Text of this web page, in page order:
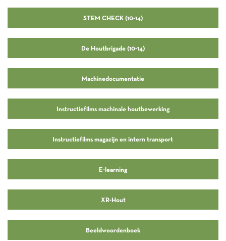
STEM CHECK (10-14)
De Houtbrigade (10-14)
Machinedocumentatie
Instructiefilms machinale houtbewerking
Instructiefilms magazijn en intern transport
E-learning
XR-Hout
Beeldwoordenboek